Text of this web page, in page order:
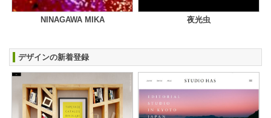
NINAGAWA MIKA 夜光虫
デザインの新着登録